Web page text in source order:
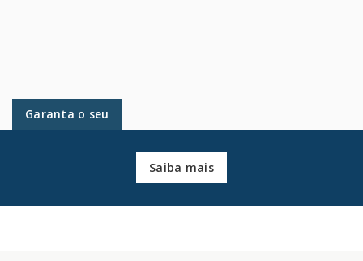
Garanta o seu
Saiba mais